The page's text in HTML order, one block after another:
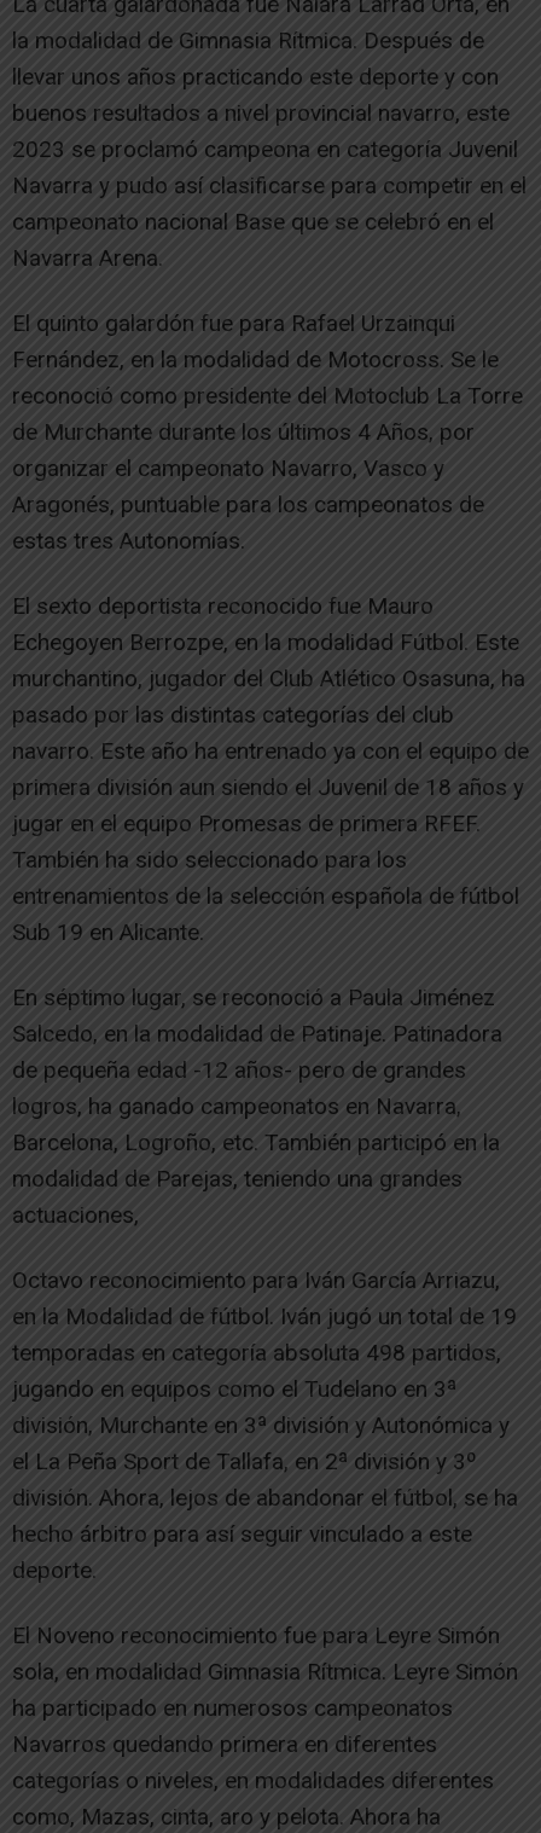
la modalidad de Gimnasia Rítmica. Después de
llevar unos años practicando este deporte y con
buenos resultados a nivel provincial navarro, este
2023 se proclamó campeona en categoría Juvenil
Navarra y pudo así clasificarse para competir en el
campeonato nacional Base que se celebró en el
Navarra Arena.
El quinto galardón fue para Rafael Urzainqui
Fernández, en la modalidad de Motocross. Se le
reconoció como presidente del Motoclub La Torre
de Murchante durante los últimos 4 Años, por
organizar el campeonato Navarro, Vasco y
Aragonés, puntuable para los campeonatos de
estas tres Autonomías.
El sexto deportista reconocido fue Mauro
Echegoyen Berrozpe, en la modalidad Fútbol. Este
murchantino, jugador del Club Atlético Osasuna, ha
pasado por las distintas categorías del club
navarro. Este año ha entrenado ya con el equipo de
primera división aun siendo el Juvenil de 18 años y
jugar en el equipo Promesas de primera RFEF.
También ha sido seleccionado para los
entrenamientos de la selección española de fútbol
Sub 19 en Alicante.
En séptimo lugar, se reconoció a Paula Jiménez
Salcedo, en la modalidad de Patinaje. Patinadora
de pequeña edad -12 años- pero de grandes
logros, ha ganado campeonatos en Navarra,
Barcelona, Logroño, etc. También participó en la
modalidad de Parejas, teniendo una grandes
actuaciones,
Octavo reconocimiento para Iván García Arriazu,
en la Modalidad de fútbol. Iván jugó un total de 19
temporadas en categoría absoluta 498 partidos,
jugando en equipos como el Tudelano en 3ª
división, Murchante en 3ª división y Autonómica y
el La Peña Sport de Tallafa, en 2ª división y 3º
división. Ahora, lejos de abandonar el fútbol, se ha
hecho árbitro para así seguir vinculado a este
deporte.
El Noveno reconocimiento fue para Leyre Simón
sola, en modalidad Gimnasia Rítmica. Leyre Simón
ha participado en numerosos campeonatos
Navarros quedando primera en diferentes
categorías o niveles, en modalidades diferentes
como, Mazas, cinta, aro y pelota. Ahora ha